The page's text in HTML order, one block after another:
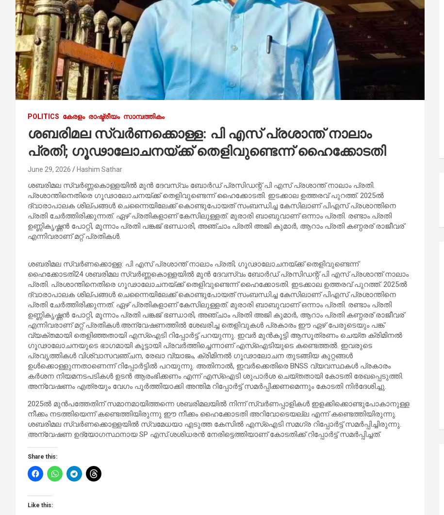
POLITICS കേരളം രാഷ്ട്രീയം സാമ്പത്തികം
ശബരിമല സ്വർണക്കൊള്ള: പി എസ് പ്രശാന്ത് നാലാം
പ്രതി; ഗൂഢാലോചനയ്ക്ക് തെളിവുണ്ടെന്ന് ഹൈക്കോടതി
June 29, 2026 Hashim Sathar
ശബരിമല സ്വർണ്ണകൊള്ളയിൽ മുൻ ദേവസ്വം ബോർഡ് പ്രസിഡന്റ് പി എസ് പ്രശാന്ത് നാലാം പ്രതി.
പ്രശാന്തിനെതിരെ ഗൂഢാലോചനയ്ക്ക് തെളിവുണ്ടെന്ന് ഹൈക്കോടതി. ഇടക്കാല ഉത്തരവ് പുറത്ത്. 2025ൽ
ദ്വാരാപാലക ശില്പങ്ങൾ‌ ചെന്നൈയിലേക്ക് കൊണ്ടുപോയത് സംബന്ധിച്ച കേസിലാണ് പിഎസ് പ്രശാന്തിനെ
പ്രതി ചേർത്തിരിക്കുന്നത്. ഏഴ് പ്രതികളാണ് കേസിലുള്ളത്. മുരാരി ബാബുവാണ് ഒന്നാം പ്രതി. രണ്ടാം പ്രതി
ഉണ്ണികൃഷ്ണൻ പോറ്റി, മൂന്നാം പ്രതി പങ്കജ് ഭണ്ഡാരി, അഞ്ചാം പ്രതി അജി കുമാർ, ആറാം പ്രതി കണ്ഠരര് രാജീവര്
എന്നിവരാണ് മറ്റ് പ്രതികൾ.
ശബരിമല സ്വർണക്കൊള്ള: പി എസ് പ്രശാന്ത് നാലാം പ്രതി; ഗൂഢാലോചനയ്ക്ക് തെളിവുണ്ടെന്ന്
ഹൈക്കോടതി24 ശബരിമല സ്വർണ്ണകൊള്ളയിൽ മുൻ ദേവസ്വം ബോർഡ് പ്രസിഡന്റ് പി എസ് പ്രശാന്ത് നാലാം
പ്രതി. പ്രശാന്തിനെതിരെ ഗൂഢാലോചനയ്ക്ക് തെളിവുണ്ടെന്ന് ഹൈക്കോടതി. ഇടക്കാല ഉത്തരവ് പുറത്ത്. 2025ൽ
ദ്വാരാപാലക ശില്പങ്ങൾ‌ ചെന്നൈയിലേക്ക് കൊണ്ടുപോയത് സംബന്ധിച്ച കേസിലാണ് പിഎസ് പ്രശാന്തിനെ
പ്രതി ചേർത്തിരിക്കുന്നത്. ഏഴ് പ്രതികളാണ് കേസിലുള്ളത്. മുരാരി ബാബുവാണ് ഒന്നാം പ്രതി. രണ്ടാം പ്രതി
ഉണ്ണികൃഷ്ണൻ പോറ്റി, മൂന്നാം പ്രതി പങ്കജ് ഭണ്ഡാരി, അഞ്ചാം പ്രതി അജി കുമാർ, ആറാം പ്രതി കണ്ഠരര് രാജീവര്
എന്നിവരാണ് മറ്റ് പ്രതികൾ.അന്വേഷണത്തിൽ ശേഖരിച്ച തെളിവുകൾ പ്രകാരം ഈ ഏഴ് പേരുടെയും പങ്ക്
വ്യക്തമായി തെളിഞ്ഞതായി എസ്ഐടി റിപ്പോർട്ട് പറയുന്നു. ഇവർ മുൻകൂട്ടി ആസൂത്രണം ചെയ്ത ക്രിമിനൽ
ഗൂഢാലോചനയുടെ ഭാഗമായി കൂട്ടായി പ്രവർത്തിച്ചെന്നാണ് എസ്ഐടിയുടെ കണ്ടെത്തൽ. ഇവരുടെ
പ്രവൃത്തികൾ വിശ്വാസവഞ്ചന, രേഖാ വ്യാജം, ക്രിമിനൽ ഗൂഢാലോചന തുടങ്ങിയ കുറ്റങ്ങൾ
ഉൾക്കൊള്ളുന്നതാണെന്ന് റിപ്പോർട്ടിൽ പറയുന്നു. അതിനാൽ, ഇവർക്കെതിരെ BNSS വ്യവസ്ഥകൾ പ്രകാരം
കർശന നിയമനടപടികൾ ഉടൻ ആരംഭിക്കണം എന്ന് എസ്ഐടി ശുപാർശ ചെയ്തതായി കോടതി രേഖപ്പെടുത്തി.
അന്വേഷണം എത്രയും വേഗം പൂർത്തിയാക്കി അന്തിമ റിപ്പോർട്ട് സമർപ്പിക്കണമെന്നും കോടതി നിർദേശിച്ചു.
2025ൽ മുൻപത്തേതിന് സമാനമായിത്തന്നെ ശബരിമലയിൽ നിന്ന് സ്വർണപ്പാളികൾ ഇളക്കിക്കൊണ്ടുപോകാനുള്ള
നീക്കം നടത്തിയെന്ന് കണ്ടെത്തിയിരുന്നു ഈ നീക്കം ഹൈക്കോടതി അറിവോടെയല്ല എന്ന് കണ്ടെത്തിയിരുന്നു.
ശബരിമല സ്വർണക്കൊള്ളയിൽ സ്വമേധയാ എടുത്ത കേസിൽ എസ്ഐടി സമഗ്ര റിപ്പോർട്ട്‌ സമർപ്പിച്ചിരുന്നു.
അന്വേഷണ ഉദ്യോഗസ്ഥനായ SP എസ്.ശശിധരൻ നേരിട്ടെത്തിയാണ് കോടതിക്ക് റിപ്പോർട്ട് സമർപ്പിച്ചത്.
Share this:
Like this: